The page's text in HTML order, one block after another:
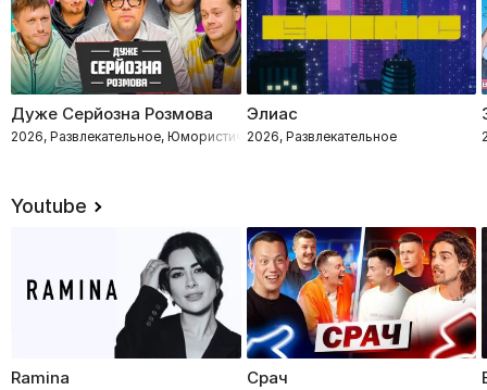
Дуже Серйозна Розмова
2026, Развлекательное, Юмористические, Импровизация
Элиас
2026, Развлекательное
Youtube
Ramina Срач